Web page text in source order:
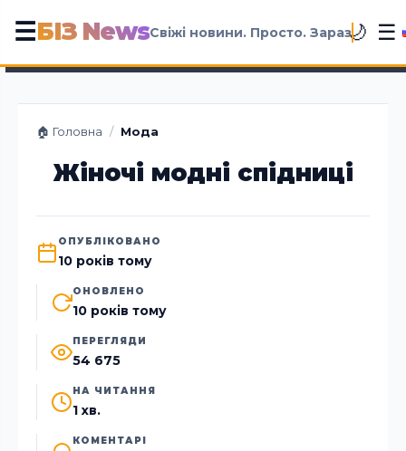
☰БІЗ NewsСвіжі новини. Просто. Зараз🌙 ☰
🏠 Головна / Мода
Жіночі модні спідниці
ОПУБЛІКОВАНО
10 років тому
ОНОВЛЕНО
10 років тому
ПЕРЕГЛЯДИ
54 675
НА ЧИТАННЯ
1 хв.
КОМЕНТАРІ